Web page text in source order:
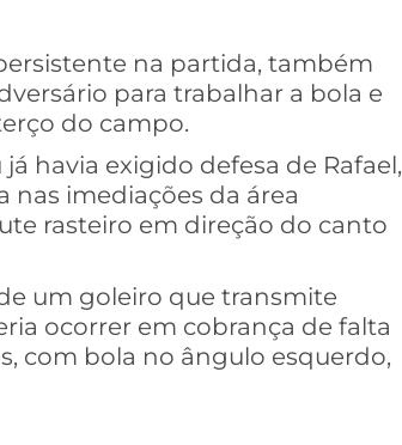
na partida, também
para trabalhar a bola e
do campo.
havia exigido defesa de Rafael,
nas imediações da área
rasteiro em direção do canto
um goleiro que transmite
ocorrer em cobrança de falta
com bola no ângulo esquerdo,